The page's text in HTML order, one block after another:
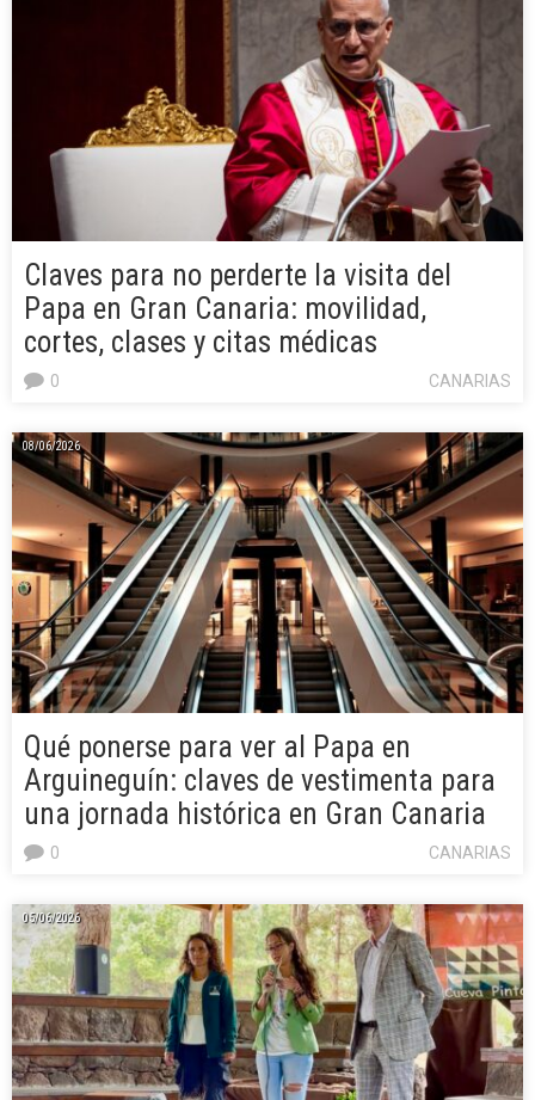
Claves para no perderte la visita del
Papa en Gran Canaria: movilidad,
cortes, clases y citas médicas
CANARIAS
0
08/06/2026
Qué ponerse para ver al Papa en
Arguineguín: claves de vestimenta para
una jornada histórica en Gran Canaria
CANARIAS
0
05/06/2026